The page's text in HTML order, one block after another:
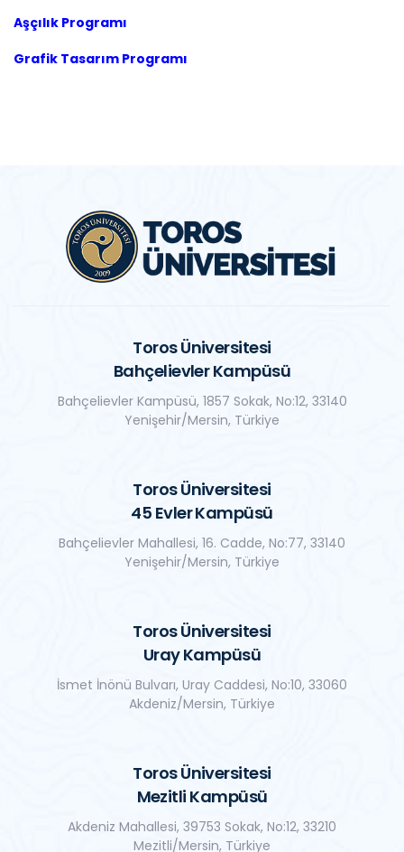
Aşçılık Programı
Grafik Tasarım Programı
Toros Üniversitesi
Bahçelievler Kampüsü
Bahçelievler Kampüsü, 1857 Sokak, No:12, 33140
Yenişehir/Mersin, Türkiye
Toros Üniversitesi
45 Evler Kampüsü
Bahçelievler Mahallesi, 16. Cadde, No:77, 33140
Yenişehir/Mersin, Türkiye
Toros Üniversitesi
Uray Kampüsü
İsmet İnönü Bulvarı, Uray Caddesi, No:10, 33060
Akdeniz/Mersin, Türkiye
Toros Üniversitesi
Mezitli Kampüsü
Akdeniz Mahallesi, 39753 Sokak, No:12, 33210
Mezitli/Mersin, Türkiye